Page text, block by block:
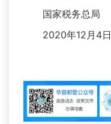
国家税务总局
2020年12月4日